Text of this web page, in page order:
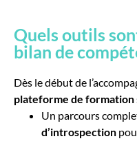
Quels outils
bilan de
Dès le début de
plateforme de formation
Un parcours
d’introspection